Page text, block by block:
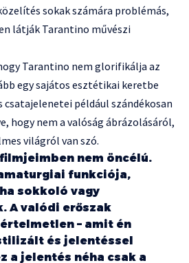
sokak számára problémás,
látják Tarantino művészi
Tarantino nem glorifikálja az
egy sajátos esztétikai keretbe
csatajelenetei például szándékosan
hogy nem a valóság ábrázolásáról,
világról van szó.
filmjeimben nem öncélú.
funkciója,
sokkoló vagy
A valódi erőszak
– amit én
és jelentéssel
a jelentés néha csak a